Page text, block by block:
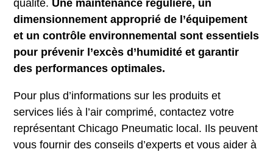
qualité. Une maintenance régulière, un
dimensionnement approprié de l’équipement
et un contrôle environnemental sont essentiels
pour prévenir l’excès d’humidité et garantir
des performances optimales.
Pour plus d’informations sur les produits et
services liés à l’air comprimé, contactez votre
représentant Chicago Pneumatic local. Ils peuvent
vous fournir des conseils d’experts et vous aider à